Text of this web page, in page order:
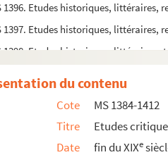
1396. Etudes historiques, littéraires,
1397. Etudes historiques, littéraires,
1398. Etudes historiques, littéraires
du contenu
Cote
MS 1384-1412
Titre
Etudes
Date
fin du XIXe